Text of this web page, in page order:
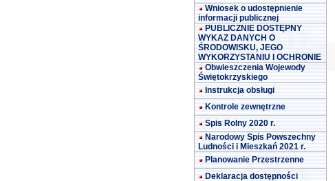
Wniosek o udostępnienie
informacji publicznej
PUBLICZNIE DOSTĘPNY
WYKAZ DANYCH O
ŚRODOWISKU, JEGO
WYKORZYSTANIU I OCHRONIE
Obwieszczenia Wojewody
Świętokrzyskiego
Instrukcja obsługi
Kontrole zewnętrzne
Spis Rolny 2020 r.
Narodowy Spis Powszechny
Ludności i Mieszkań 2021 r.
Planowanie Przestrzenne
Deklaracja dostępności